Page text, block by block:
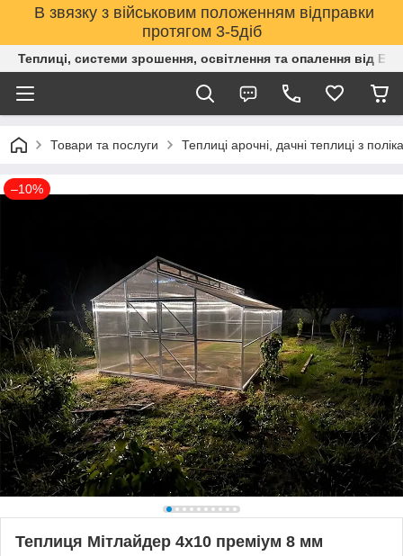
В звязку з військовим положенням відправки
протягом 3-5діб
Теплиці, системи зрошення, освітлення та опалення від
Товари та послуги Теплиці арочні, дачні теплиці з
–10%
Теплиця Мітлайдер 4х10 преміум 8 мм